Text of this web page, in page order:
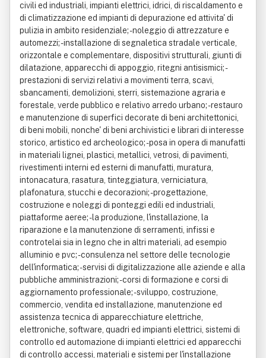
civili ed industriali, impianti elettrici, idrici, di riscaldamento e
di climatizzazione ed impianti di depurazione ed attivita' di
pulizia in ambito residenziale; - noleggio di attrezzature e
automezzi; - installazione di segnaletica stradale verticale,
orizzontale e complementare, dispositivi strutturali, giunti di
dilatazione, apparecchi di appoggio, ritegni antisismici; -
prestazioni di servizi relativi a movimenti terra, scavi,
sbancamenti, demolizioni, sterri, sistemazione agraria e
forestale, verde pubblico e relativo arredo urbano; - restauro
e manutenzione di superfici decorate di beni architettonici,
di beni mobili, nonche' di beni archivistici e librari di interesse
storico, artistico ed archeologico; - posa in opera di manufatti
in materiali lignei, plastici, metallici, vetrosi, di pavimenti,
rivestimenti interni ed esterni di manufatti, muratura,
intonacatura, rasatura, tinteggiatura, verniciatura,
plafonatura, stucchi e decorazioni; - progettazione,
costruzione e noleggi di ponteggi edili ed industriali,
piattaforme aeree; - la produzione, l'installazione, la
riparazione e la manutenzione di serramenti, infissi e
controtelai sia in legno che in altri materiali, ad esempio
alluminio e pvc; - consulenza nel settore delle tecnologie
dell'informatica; - servisi di digitalizzazione alle aziende e alla
pubbliche amministrazioni; - corsi di formazione e corsi di
aggiornamento professionale; - sviluppo, costruzione,
commercio, vendita ed installazione, manutenzione ed
assistenza tecnica di apparecchiature elettriche,
elettroniche, software, quadri ed impianti elettrici, sistemi di
controllo ed automazione di impianti elettrici ed apparecchi
di controllo accessi, materiali e sistemi per l'installazione